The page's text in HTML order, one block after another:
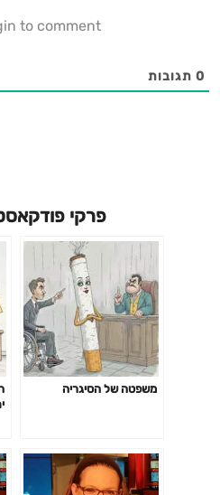
to comment
0 תגובות
פרקי
משפטה של הסיגריה